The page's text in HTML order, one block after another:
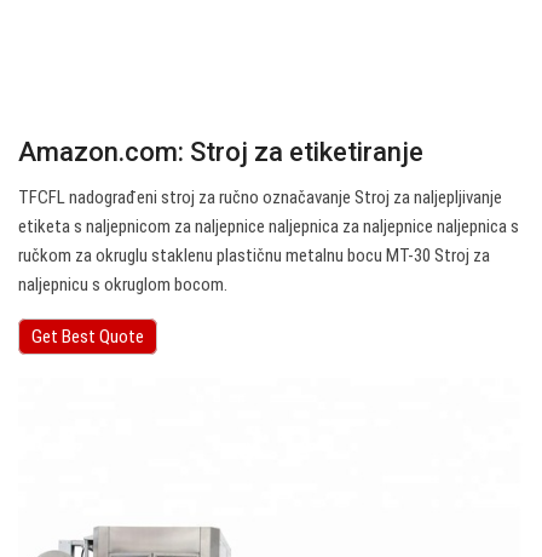
Amazon.com: Stroj za etiketiranje
TFCFL nadograđeni stroj za ručno označavanje Stroj za naljepljivanje
etiketa s naljepnicom za naljepnice naljepnica za naljepnice naljepnica s
ručkom za okruglu staklenu plastičnu metalnu bocu MT-30 Stroj za
naljepnicu s okruglom bocom.
Get Best Quote